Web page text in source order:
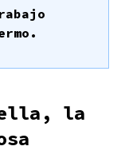
la